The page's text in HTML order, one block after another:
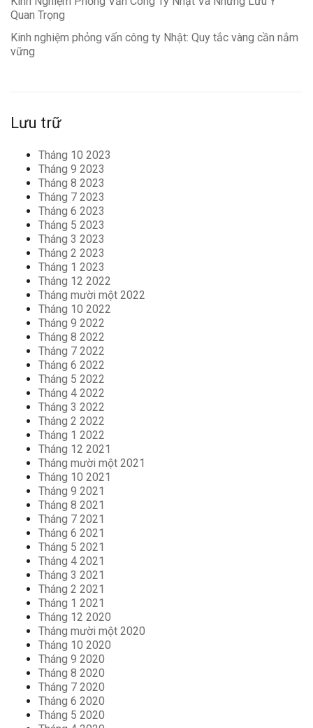
Quan Trọng
Kinh nghiệm phỏng vấn công ty Nhật: Quy tắc vàng cần nắm
vững
Lưu trữ
Tháng 10 2023
Tháng 9 2023
Tháng 8 2023
Tháng 7 2023
Tháng 6 2023
Tháng 5 2023
Tháng 3 2023
Tháng 2 2023
Tháng 1 2023
Tháng 12 2022
Tháng mười một 2022
Tháng 10 2022
Tháng 9 2022
Tháng 8 2022
Tháng 7 2022
Tháng 6 2022
Tháng 5 2022
Tháng 4 2022
Tháng 3 2022
Tháng 2 2022
Tháng 1 2022
Tháng 12 2021
Tháng mười một 2021
Tháng 10 2021
Tháng 9 2021
Tháng 8 2021
Tháng 7 2021
Tháng 6 2021
Tháng 5 2021
Tháng 4 2021
Tháng 3 2021
Tháng 2 2021
Tháng 1 2021
Tháng 12 2020
Tháng mười một 2020
Tháng 10 2020
Tháng 9 2020
Tháng 8 2020
Tháng 7 2020
Tháng 6 2020
Tháng 5 2020